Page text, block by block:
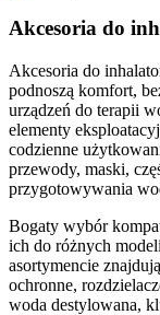
Akcesoria do
Akcesoria do
podnoszą komfort,
urządzeń do terapii
elementy
codzienne
przewody, maski,
przygotowywania
Bogaty wybór
ich do różnych
asortymencie
ochronne,
woda destylowana,